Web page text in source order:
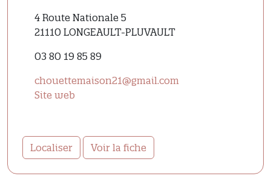
4 Route Nationale 5
21110 LONGEAULT-PLUVAULT
03 80 19 85 89
chouettemaison21@gmail.com
Site web
Localiser Voir la fiche